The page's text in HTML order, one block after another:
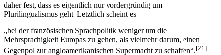
daher fest, dass es eigentlich nur vordergründig um
Plurilingualismus geht. Letztlich scheint es
„bei der französischen Sprachpolitik weniger um die
Mehrsprachigkeit Europas zu gehen, als vielmehr darum, einen
Gegenpol zur angloamerikanischen Supermacht zu schaffen“.[21]